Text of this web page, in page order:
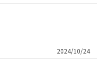
2024/10/24